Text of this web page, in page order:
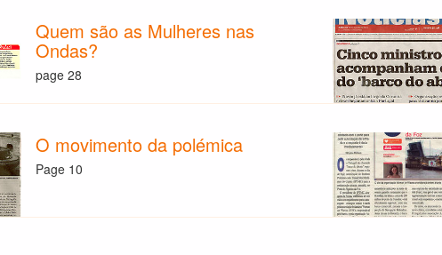
Quem são as Mulheres nas
Ondas?
page 28
O movimento da polémica
Page 10